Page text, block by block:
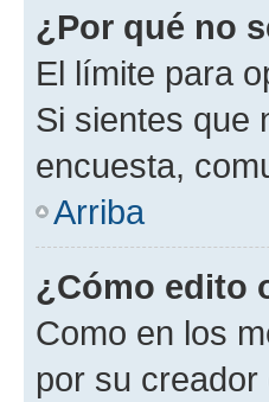
¿Por qué no
El límite para
Si sientes que
encuesta,
Arriba
¿Cómo edito
Como en los
por su